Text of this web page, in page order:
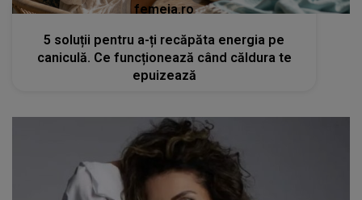
femeia.ro
5 soluții pentru a-ți recăpăta energia pe
caniculă. Ce funcționează când căldura te
epuizează